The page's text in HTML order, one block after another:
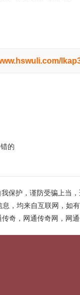
的
保护，谨防受骗上当
，均来自互联网，如
传奇，网通传奇网，网